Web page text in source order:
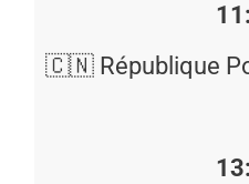
🇨🇳 République